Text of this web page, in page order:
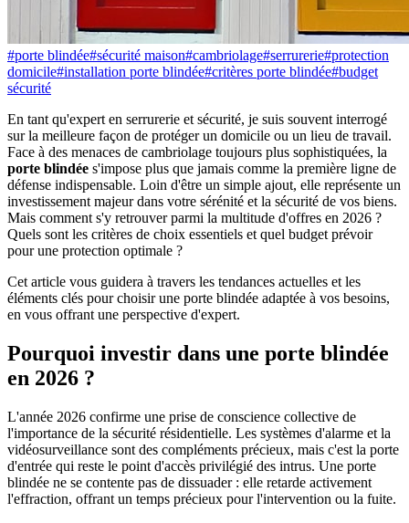
#porte blindée#sécurité maison#cambriolage#serrurerie#protection
domicile#installation porte blindée#critères porte blindée#budget
sécurité
En tant qu'expert en serrurerie et sécurité, je suis souvent interrogé
sur la meilleure façon de protéger un domicile ou un lieu de travail.
Face à des menaces de cambriolage toujours plus sophistiquées, la
porte blindée s'impose plus que jamais comme la première ligne de
défense indispensable. Loin d'être un simple ajout, elle représente un
investissement majeur dans votre sérénité et la sécurité de vos biens.
Mais comment s'y retrouver parmi la multitude d'offres en 2026 ?
Quels sont les critères de choix essentiels et quel budget prévoir
pour une protection optimale ?
Cet article vous guidera à travers les tendances actuelles et les
éléments clés pour choisir une porte blindée adaptée à vos besoins,
en vous offrant une perspective d'expert.
Pourquoi investir dans une porte blindée
en 2026 ?
L'année 2026 confirme une prise de conscience collective de
l'importance de la sécurité résidentielle. Les systèmes d'alarme et la
vidéosurveillance sont des compléments précieux, mais c'est la porte
d'entrée qui reste le point d'accès privilégié des intrus. Une porte
blindée ne se contente pas de dissuader : elle retarde activement
l'effraction, offrant un temps précieux pour l'intervention ou la fuite.